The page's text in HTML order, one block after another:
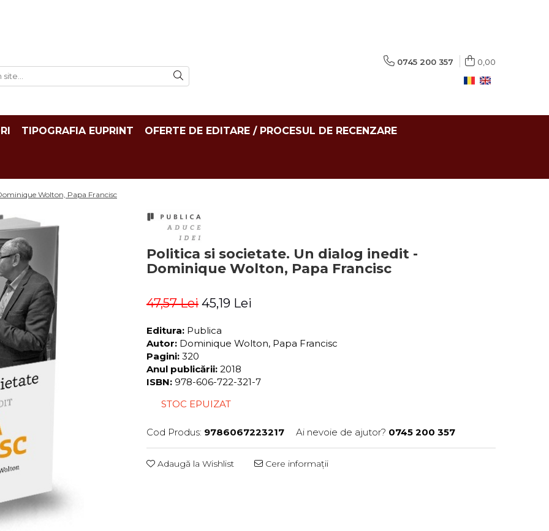
0745 200 357 0,00
TIPOGRAFIA EUPRINT OFERTE DE EDITARE / PROCESUL DE RECENZARE
Wolton, Papa Francisc
Politica si societate. Un dialog inedit -
Dominique Wolton, Papa Francisc
47,57 Lei 45,19 Lei
Editura: Publica
Autor: Dominique Wolton, Papa Francisc
Pagini: 320
Anul publicării: 2018
ISBN: 978-606-722-321-7
STOC EPUIZAT
Cod Produs: 9786067223217 Ai nevoie de ajutor? 0745 200 357
Adaugă la Wishlist Cere informații